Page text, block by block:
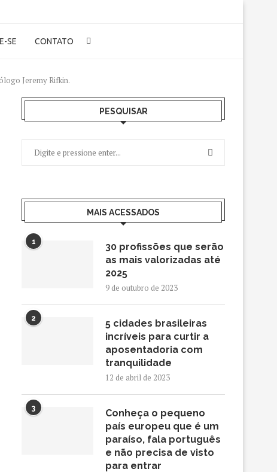
SE CONTATO
Jeremy Rifkin.
PESQUISAR
MAIS ACESSADOS
1
30 profissões que serão
as mais valorizadas até
2025
9 de outubro de 2023
2
5 cidades brasileiras
incríveis para curtir a
aposentadoria com
tranquilidade
12 de abril de 2023
3
Conheça o pequeno
país europeu que é um
paraíso, fala português
e não precisa de visto
para entrar